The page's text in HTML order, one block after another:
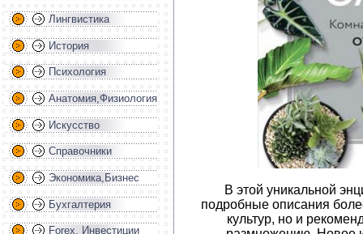
Лингвистика
История
Психология
Анатомия,Физиология
Искусство
Справочники
Экономика,Бизнес
Бухгалтерия
Forex, Инвестиции
В этой уникальной
подробные описания
культур, но и